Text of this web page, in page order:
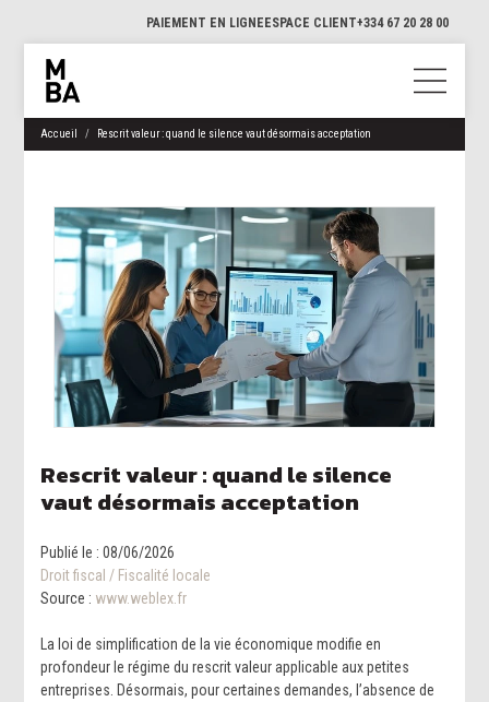
PAIEMENT EN LIGNEESPACE CLIENT+334 67 20 28 00
Accueil Rescrit valeur : quand le silence vaut désormais acceptation
Rescrit valeur : quand le silence
vaut désormais acceptation
Publié le :08/06/2026
Droit fiscal / Fiscalité locale
Source : www.weblex.fr
La loi de simplification de la vie économique modifie en
profondeur le régime du rescrit valeur applicable aux petites
entreprises. Désormais, pour certaines demandes, l’absence de